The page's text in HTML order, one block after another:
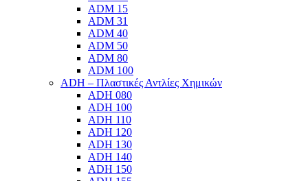
ADM 15
ADM 31
ADM 40
ADM 50
ADM 80
ADM 100
ADH – Πλαστικές Αντλίες Χημικών
ADH 080
ADH 100
ADH 110
ADH 120
ADH 130
ADH 140
ADH 150